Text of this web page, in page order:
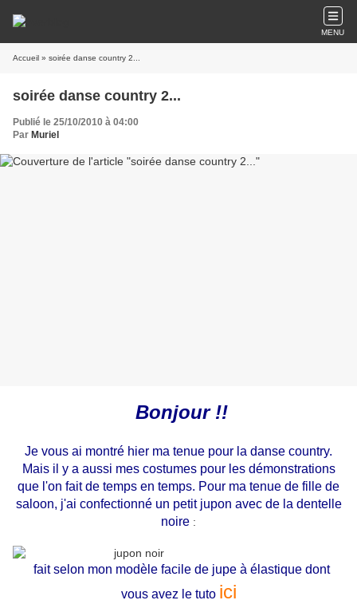
MENU
Accueil » soirée danse country 2...
soirée danse country 2...
Publié le 25/10/2010 à 04:00
Par Muriel
Bonjour !!
Je vous ai montré hier ma tenue pour la danse country.
Mais il y a aussi mes costumes pour les démonstrations
que l'on fait de temps en temps. Pour ma tenue de fille de
saloon, j'ai confectionné un petit jupon avec de la dentelle
noire :
fait selon mon modèle facile de jupe à élastique dont
vous avez le tuto ici